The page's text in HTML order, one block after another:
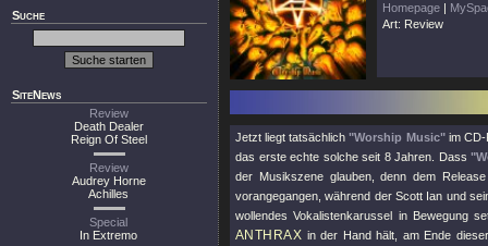
Suche
SiteNews
Review
Death Dealer
Reign Of Steel
Review
Audrey Horne
Achilles
Special
In Extremo
Homepage |
Art: Review
Jetzt liegt tatsächlich"Worship Music"im CD-
das erste echte solche seit 8 Jahren. Dass
der Musikszene glauben, denn dem
vorangegangen, während der Scott Ian und
wollendes Vokalistenkarussel in Bewegung
ANTHRAX in der Hand hält, am Ende